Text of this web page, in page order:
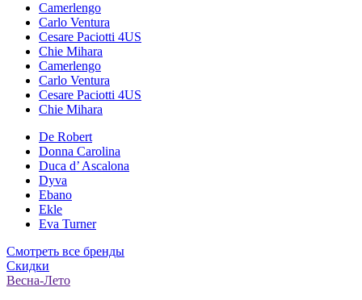
Camerlengo
Carlo Ventura
Cesare Paciotti 4US
Chie Mihara
Camerlengo
Carlo Ventura
Cesare Paciotti 4US
Chie Mihara
De Robert
Donna Carolina
Duca d’ Ascalona
Dyva
Ebano
Ekle
Eva Turner
Смотреть все бренды
Скидки
Весна-Лето